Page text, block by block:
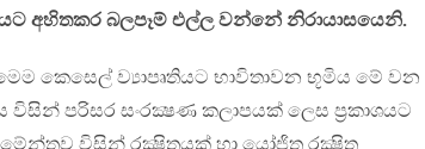
අහිතකර බලපෑම් එල්ල වන්නේ නිරායාසයෙනි.
කෙසෙල් ව්‍යාපෘතියට භාවිතාවන භූමිය මේ වන
විසින් පරිසර සංරක්‍ෂණ කලාපයක් ලෙස ප්‍රකාශයට